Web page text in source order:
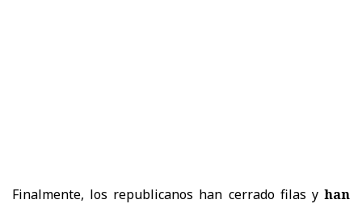
Finalmente, los republicanos han cerrado filas y han